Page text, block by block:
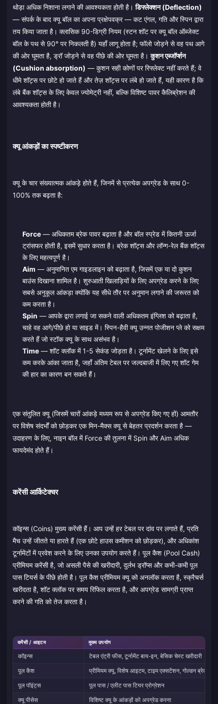
थोड़ा अधिक निशाना लगाने की आवश्यकता होती है।डिफ्लेक्शन (Deflection)
— संपर्क के बाद क्यू बॉल का अपना प्रक्षेपवक्र — कट एंगल, गति और स्पिन द्वारा
तय किया जाता है। क्लासिक 90-डिग्री नियम (स्टन शॉट पर क्यू बॉल ऑब्जेक्ट
बॉल के पथ से 90° पर निकलती है) यहाँ लागू होता है; फॉलो जोड़ने से वह पथ आगे
की ओर घूमता है, ड्रॉ जोड़ने से वह पीछे की ओर घूमता है।कुशन एब्जॉर्प्शन
(Cushion absorption) — कुशन सही कोणों पर रिफ्लेक्ट नहीं करते हैं; वे
धीमे शॉट्स पर छोटे हो जाते हैं और तेज़ शॉट्स पर लंबे हो जाते हैं, यही कारण है कि
लंबे बैंक शॉट्स के लिए केवल ज्योमेट्री नहीं, बल्कि विशिष्ट पावर कैलिब्रेशन की
आवश्यकता होती है।
क्यू आंकड़ों का स्पष्टीकरण
क्यू के चार संख्यात्मक आंकड़े होते हैं, जिनमें से प्रत्येक अपग्रेड के साथ 0-
100% तक बढ़ता है:
Force— अधिकतम ब्रेक पावर बढ़ाता है और बॉल स्प्रेड में कितनी ऊर्जा
ट्रांसफर होती है, इसमें सुधार करता है। ब्रेक शॉट्स और लॉन्ग-रेल बैंक शॉट्स
के लिए महत्वपूर्ण है।
Aim — अनुमानित एम गाइडलाइन को बढ़ाता है, जिसमें एक या दो कुशन
बाउंस दिखाना शामिल है। शुरुआती खिलाड़ियों के लिए अपग्रेड करने के लिए
सबसे अनुकूल आंकड़ा क्योंकि यह सीधे तौर पर अनुमान लगाने की जरूरत को
कम करता है।
Spin — आपके द्वारा लगाई जा सकने वाली अधिकतम इंग्लिश को बढ़ाता है,
चाहे वह आगे/पीछे हो या साइड में। स्पिन-हैवी क्यू उन्नत पोजीशन प्ले को सक्षम
करते हैं जो स्टॉक क्यू के साथ असंभव है।
Time— शॉट क्लॉक में 1-5 सेकंड जोड़ता है। टूर्नामेंट खेलने के लिए इसे
कम करके आंका जाता है, जहाँ अंतिम टेबल पर जल्दबाजी में लिए गए शॉट गेम
की हार का कारण बन सकते हैं।
एक संतुलित क्यू (जिसमें चारों आंकड़े मध्यम रूप से अपग्रेड किए गए हों) आमतौर
पर विशेष संदर्भों को छोड़कर एक मिन-मैक्स क्यू से बेहतर प्रदर्शन करता है —
उदाहरण के लिए, नाइन बॉल में Force की तुलना में Spin और Aim अधिक
फायदेमंद होते हैं।
करेंसी आर्किटेक्चर
कॉइन्स (Coins) मुख्य करेंसी हैं। आप उन्हें हर टेबल पर दांव पर लगाते हैं, प्रति
मैच उन्हें जीतते या हारते हैं (एक छोटे हाउस कमीशन को छोड़कर), और अधिकांश
टूर्नामेंटों में प्रवेश करने के लिए उनका उपयोग करते हैं। पूल कैश (Pool Cash)
प्रीमियम करेंसी है, जो असली पैसे की खरीदारी, दुर्लभ ड्रॉप्स और कभी-कभी पूल
पास टियर्स के पीछे होती है। पूल कैश प्रीमियम क्यू को अनलॉक करता है, स्क्रैचर्स
खरीदता है, शॉट क्लॉक पर समय रिफिल करता है, और अपग्रेड सामग्री प्राप्त
करने की गति को तेज करता है।
करेंसी / आइटम मुख्य उपयोग
कॉइन्स
टेबल एंट्री फीस, टूर्नामेंट बाय-इन, बेसिक चेस्ट खरीदारी
पूल कैश
प्रीमियम क्यू, विशेष आइटम, टाइम एक्सटेंशन, गोल्डन ब्रेक
पूल पॉइंट्स
पूल पास / एलीट पास टियर प्रोग्रेशन
क्यू पीसेस
विशिष्ट क्यू के आंकड़ों को अपग्रेड करना